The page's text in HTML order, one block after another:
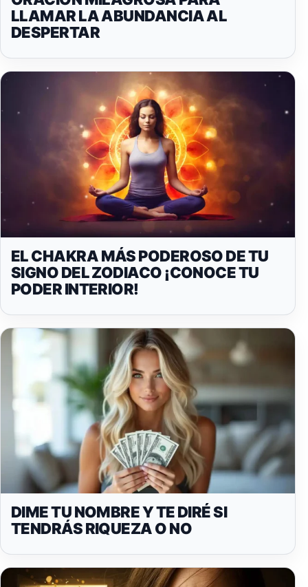
LLAMAR LA ABUNDANCIA AL
DESPERTAR
EL CHAKRA MÁS PODEROSO DE TU
SIGNO DEL ZODIACO ¡CONOCE TU
PODER INTERIOR!
DIME TU NOMBRE Y TE DIRÉ SI
TENDRÁS RIQUEZA O NO